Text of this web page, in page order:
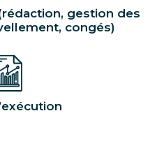
gestion des
congés)